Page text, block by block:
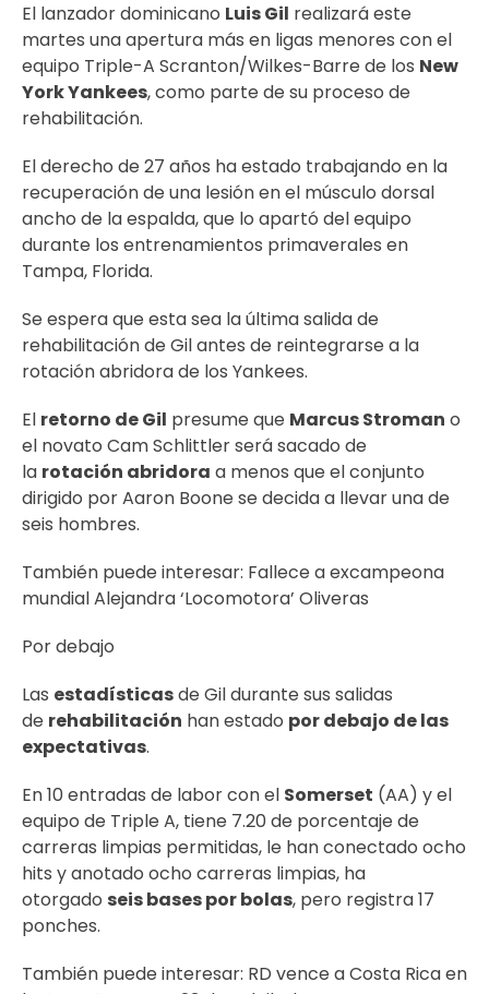
El lanzador dominicano Luis Gil realizará este
martes una apertura más en ligas menores con el
equipo Triple-A Scranton/Wilkes-Barre de los New
York Yankees, como parte de su proceso de
rehabilitación.
El derecho de 27 años ha estado trabajando en la
recuperación de una lesión en el músculo dorsal
ancho de la espalda, que lo apartó del equipo
durante los entrenamientos primaverales en
Tampa, Florida.
Se espera que esta sea la última salida de
rehabilitación de Gil antes de reintegrarse a la
rotación abridora de los Yankees.
El retorno de Gil presume que Marcus Stroman o
el novato Cam Schlittler será sacado de
la rotación abridora a menos que el conjunto
dirigido por Aaron Boone se decida a llevar una de
seis hombres.
También puede interesar: Fallece a excampeona
mundial Alejandra ‘Locomotora’ Oliveras
Por debajo
Las estadísticasde Gil durante sus salidas
de rehabilitación han estado por debajo de las
expectativas.
En 10 entradas de labor con el Somerset (AA) y el
equipo de Triple A, tiene 7.20 de porcentaje de
carreras limpias permitidas, le han conectado ocho
hits y anotado ocho carreras limpias, ha
otorgado seis bases por bolas, pero registra 17
ponches.
También puede interesar: RD vence a Costa Rica en